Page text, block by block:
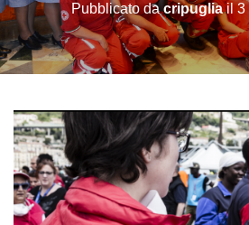
Pubblicato dacripugliail3